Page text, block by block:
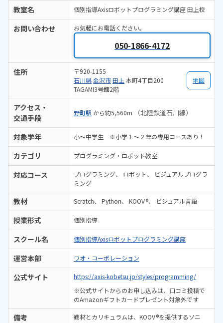
教室名 個別指導Axisロボットプログラミング講座 田上校
お問い合わせ お気軽にお電話ください。
050-1866-4172
住所
〒920-1155
石川県金沢市田上 本町4丁目200
TAGAMI3号館2階
地図
アクセス・
交通手段
野町駅 から約5,560m （北陸鉄道石川線）
対象学年 小～中学生 ※小学１～２年の専用コースあり！
カテゴリ プログラミング・ロボット教室
対応コース プログラミング ロボット
ビジュアルプログラ
ミング
教材 Scratch Python KOOV® ビジュアル言語
授業形式 個別指導
スクール名 個別指導Axisロボットプログラミング講座
運営本部 ワオ・コーポレーション
公式サイト
https://axis-kobetsu.jp/styles/programming/
※公式サイトからのお申し込みは、口コミ投稿で
のAmazonギフトカードプレゼント対象外です
備考
教材とカリキュラムは、KOOV®を提供するソニ